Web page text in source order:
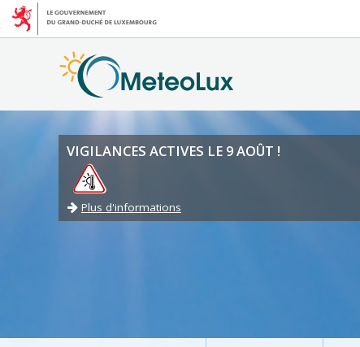
VIGILANCES ACTIVES LE 9 AOÛT !
Plus d'informations